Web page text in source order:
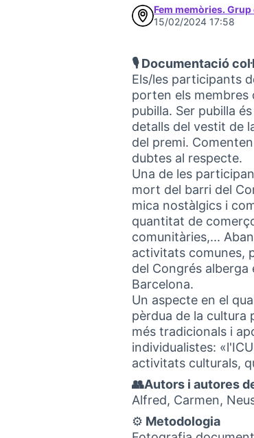
Fem memòries.
15/02/2024 17:58
🎙️ Documentació
Els/les participants
porten els membres
pubilla. Ser pubilla
detalls del vestit de
del premi.
dubtes al respecte.
Una de les
mort del barri del
mica nostàlgics i
quantitat de
comunitàries,...
activitats comunes,
del Congrés
Barcelona.
Un aspecte en el
pèrdua de la
més tradicionals i
individualistes:
activitats culturals,
👥Autors i autores
Alfred, Carmen,
⚙️ Metodologia